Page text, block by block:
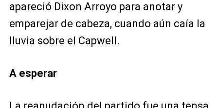
apareció Dixon Arroyo para anotar y
emparejar de cabeza, cuando aún caía la
lluvia sobre el Capwell.
A esperar